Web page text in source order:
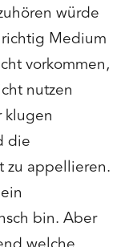
würde
Medium
vorkommen,
nutzen
die
zu appellieren.
bin. Aber